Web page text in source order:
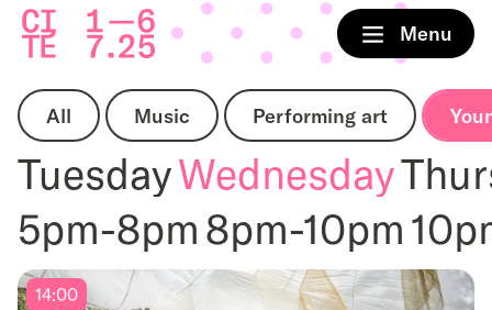
All
Music Performing art
TuesdayWednesday
5pm-8pm8pm-10pm
14:00